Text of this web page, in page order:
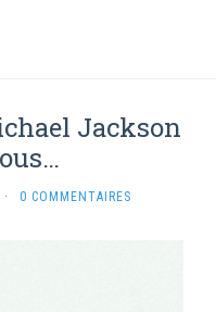
Jackson
· 0 COMMENTAIRES